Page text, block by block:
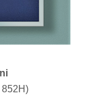
852H)